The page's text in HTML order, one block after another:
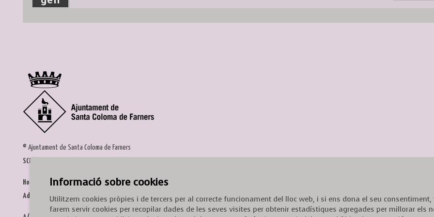
© Ajuntament de Santa Coloma de Farners
SCF Cultura
Horari de la Casa de la Paraula: de dilluns a dissabte, de 9 a 13 h.
Adreça
: c. del Prat, 16, 17430 Santa Coloma de Farners
Informació sobre cookies
Utilitzem cookies pròpies i de tercers per al correcte funcionament del lloc web, i si ens dona el seu
farem servir cookies per recopilar dades de les seves visites per obtenir estadístiques agregades per millorar els